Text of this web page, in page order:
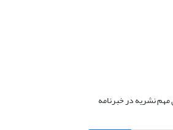
مهم نشریه در خبرنامه